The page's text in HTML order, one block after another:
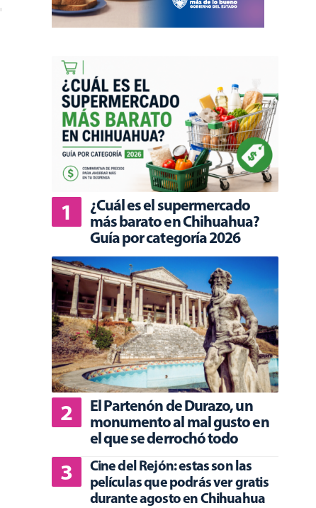
¿Cuál es el supermercado
más barato en Chihuahua?
Guía por categoría 2026
El Partenón de Durazo, un
monumento al mal gusto en
el que se derrochó todo
Cine del Rejón: estas son las
películas que podrás ver gratis
durante agosto en Chihuahua